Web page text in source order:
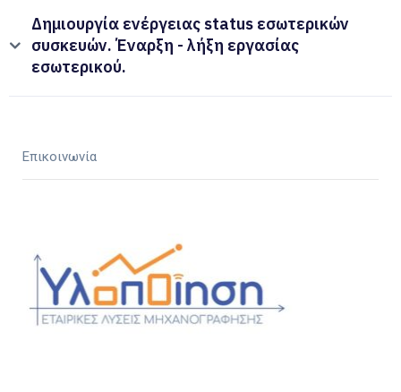
Δημιουργία ενέργειας status εσωτερικών
συσκευών. Έναρξη - λήξη εργασίας
εσωτερικού.
Επικοινωνία